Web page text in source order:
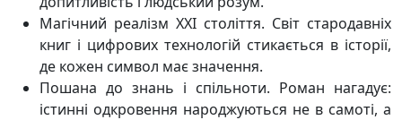
Магічний реалізм XXI століття. Світ стародавніх
книг і цифрових технологій стикається в історії,
де кожен символ має значення.
Пошана до знань і спільноти. Роман нагадує:
істинні одкровення народжуються не в самоті, а